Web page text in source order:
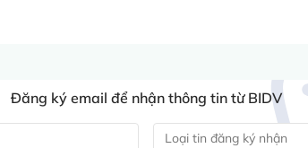
Đăng ký email để nhận thông tin từ BIDV
Loại tin đăng ký nhận